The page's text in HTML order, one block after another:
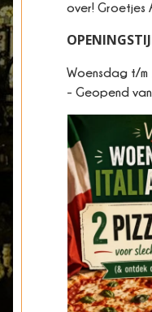
over! Groetjes
Woensdag t/
- Geopend